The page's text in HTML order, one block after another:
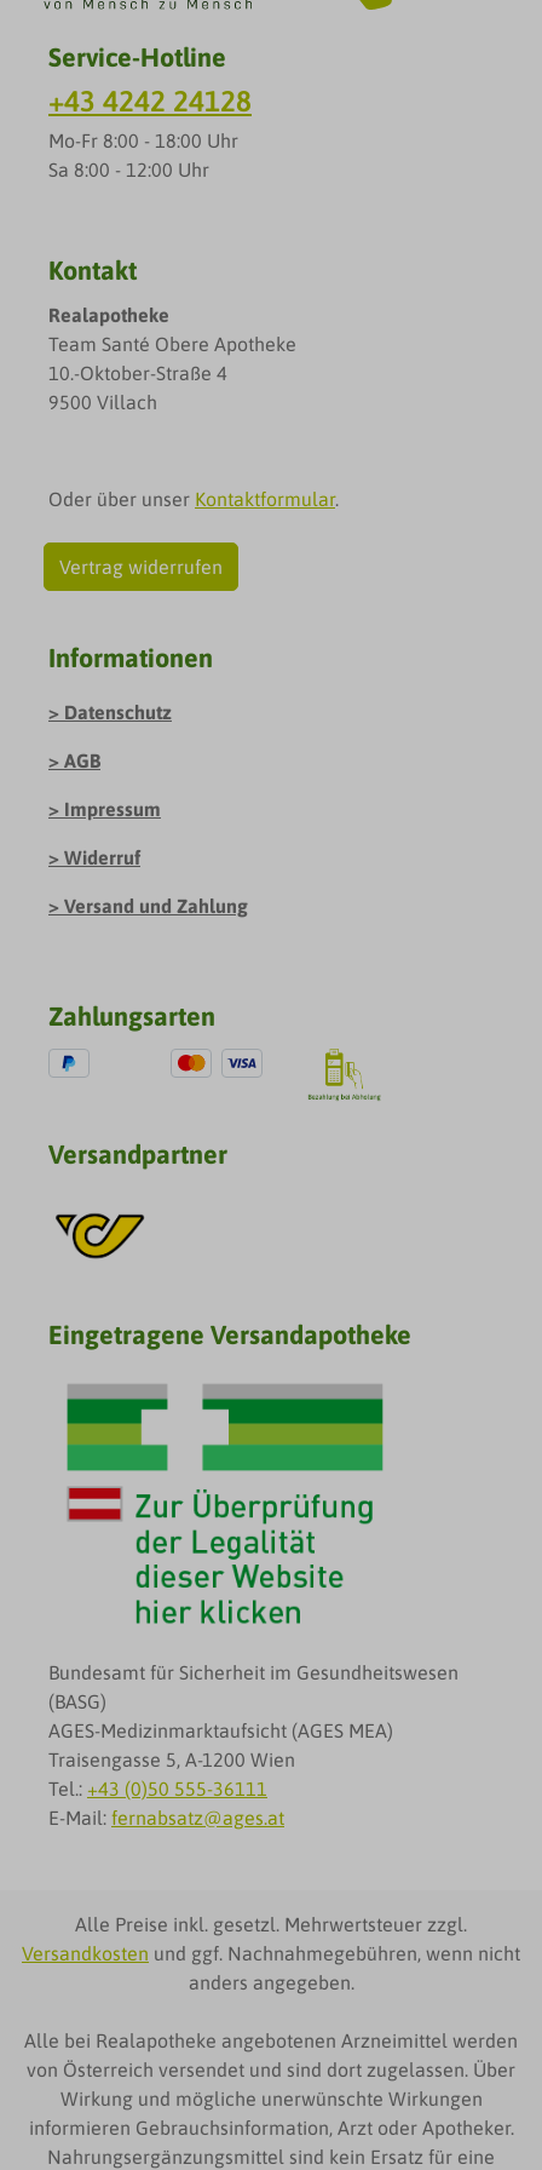
*bio.
Service-Hotline
+43 4242 24128
Mo-Fr 8:00 - 18:00 Uhr
Sa 8:00 - 12:00 Uhr
Kontakt
Realapotheke
Team Santé Obere Apotheke
10.-Oktober-Straße 4
9500 Villach
Oder über unser Kontaktformular.
Vertrag widerrufen
Informationen
Datenschutz
AGB
Impressum
Widerruf
Versand und Zahlung
Zahlungsarten
Versandpartner
Eingetragene Versandapotheke
Bundesamt für Sicherheit im Gesundheitswesen
(BASG)
AGES-Medizinmarktaufsicht (AGES MEA)
Traisengasse 5, A-1200 Wien
Tel.: +43 (0)50 555-36111
E-Mail: fernabsatz@ages.at
Alle Preise inkl. gesetzl. Mehrwertsteuer zzgl.
Versandkosten und ggf. Nachnahmegebühren, wenn nicht
anders angegeben.
Alle bei Realapotheke angebotenen Arzneimittel werden
von Österreich versendet und sind dort zugelassen. Über
Wirkung und mögliche unerwünschte Wirkungen
informieren Gebrauchsinformation, Arzt oder Apotheker.
Nahrungsergänzungsmittel sind kein Ersatz für eine